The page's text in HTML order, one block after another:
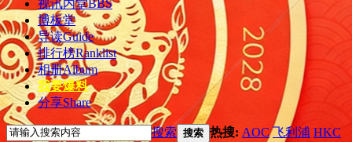
视讯内堂BBS
博板堂
导读Guide
排行榜Ranklist
相册Album
我要爆料
分享Share
搜索 搜索 热搜: AOC 飞利浦 HKC